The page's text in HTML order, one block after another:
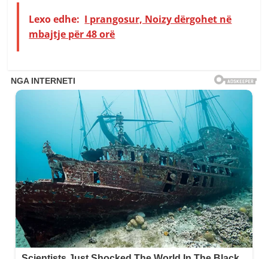
Lexo edhe: I prangosur, Noizy dërgohet në
mbajtje për 48 orë